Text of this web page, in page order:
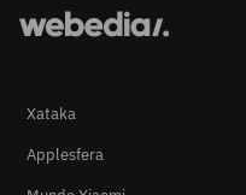
Xataka
Applesfera